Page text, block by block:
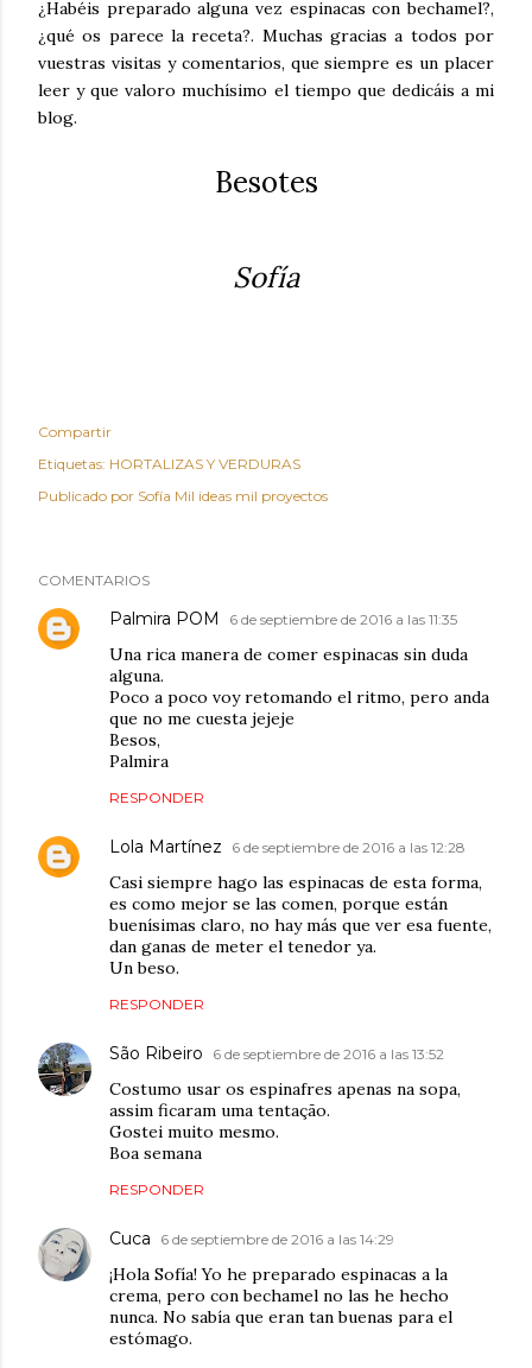
¿Habéis preparado alguna vez espinacas con bechamel?,
¿qué os parece la receta?. Muchas gracias a todos por
vuestras visitas y comentarios, que siempre es un placer
leer y que valoro muchísimo el tiempo que dedicáis a mi
blog.
Besotes
Sofía
Compartir
Etiquetas: HORTALIZAS Y VERDURAS
Publicado por Sofía Mil ideas mil proyectos
COMENTARIOS
Palmira POM 6 de septiembre de 2016 a las 11:35
Una rica manera de comer espinacas sin duda
alguna.
Poco a poco voy retomando el ritmo, pero anda
que no me cuesta jejeje
Besos,
Palmira
RESPONDER
Lola Martínez 6 de septiembre de 2016 a las 12:28
Casi siempre hago las espinacas de esta forma,
es como mejor se las comen, porque están
buenísimas claro, no hay más que ver esa fuente,
dan ganas de meter el tenedor ya.
Un beso.
RESPONDER
São Ribeiro 6 de septiembre de 2016 a las 13:52
Costumo usar os espinafres apenas na sopa,
assim ficaram uma tentação.
Gostei muito mesmo.
Boa semana
RESPONDER
Cuca 6 de septiembre de 2016 a las 14:29
¡Hola Sofía! Yo he preparado espinacas a la
crema, pero con bechamel no las he hecho
nunca. No sabía que eran tan buenas para el
estómago.